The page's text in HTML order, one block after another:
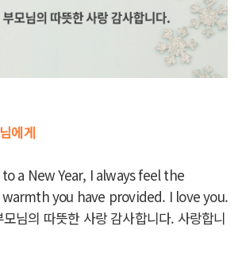
에게
a New Year, I always feel the
you have provided. I love you.
님의 따뜻한 사랑 감사합니다. 사랑합니